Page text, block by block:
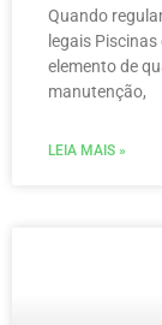
Quando
legais
elemento de
manutenção,
LEIA MAIS »